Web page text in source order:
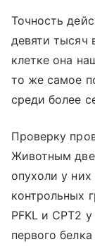
Точность
девяти тысяч
клетке она
то же самое
среди более
Проверку
Животным две
опухоли у
контрольных
PFKL и CPT2
первого